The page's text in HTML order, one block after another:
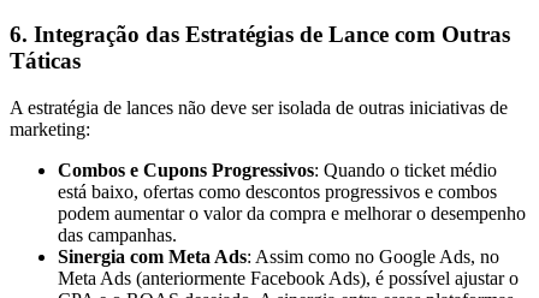
6. Integração das Estratégias de Lance com Outras
Táticas
A estratégia de lances não deve ser isolada de outras iniciativas de
marketing:
Combos e Cupons Progressivos: Quando o ticket médio
está baixo, ofertas como descontos progressivos e combos
podem aumentar o valor da compra e melhorar o desempenho
das campanhas.
Sinergia com Meta Ads: Assim como no Google Ads, no
Meta Ads (anteriormente Facebook Ads), é possível ajustar o